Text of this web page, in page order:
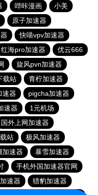
哔咔漫画
小美
原子加速器
快喵vpv加速器
红海pro加速器
优云666
旋风pvn加速器
载站
青柠加速器
速器
pigcha加速器
速器
1元机场
国外上网加速器
站
极风加速器
加速器
暴雪加速器
手机外国加速器官网
速器
猎豹加速器